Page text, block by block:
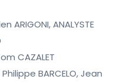
ARIGONI, ANALYSTE
CAZALET
Philippe BARCELO, Jean